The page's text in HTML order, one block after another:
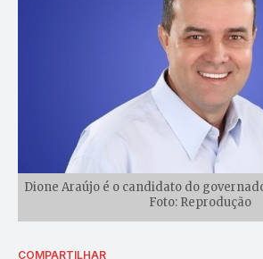
Dione Araújo é o candidato do
Foto: Reprodução
COMPARTILHAR